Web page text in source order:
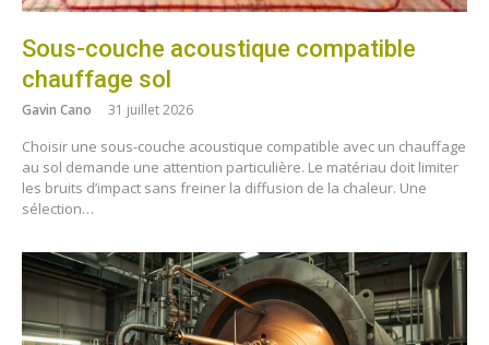
Sous-couche acoustique compatible
chauffage sol
Gavin Cano 31 juillet 2026
Choisir une sous-couche acoustique compatible avec un chauffage
au sol demande une attention particulière. Le matériau doit limiter
les bruits d’impact sans freiner la diffusion de la chaleur. Une
sélection…